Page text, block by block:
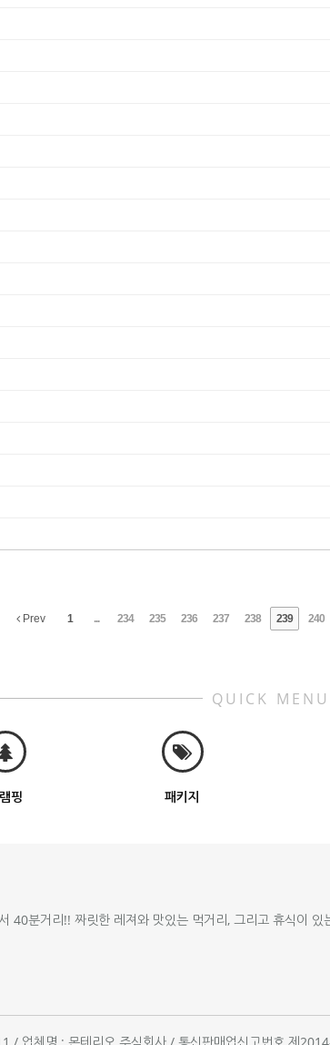
Prev 1 ... 234 235 236 237 238 239 240
QUICK MENU
핑 패키지
40분거리!! 짜릿한 레져와 맛있는 먹거리, 그리고 휴식이 있